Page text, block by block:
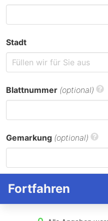
Stadt
Blattnummer (optional)
Gemarkung (optional)
Fortfahren